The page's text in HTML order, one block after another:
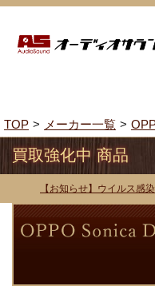
TOP メーカー一覧
買取強化中 商品
【お知らせ】ウイルス感